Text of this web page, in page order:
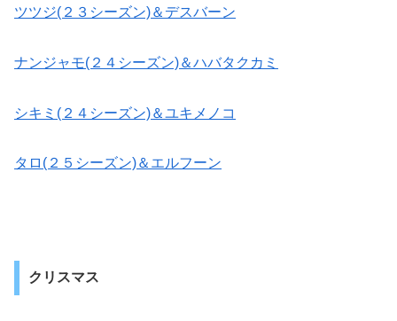
ツツジ(２３シーズン)＆デスバーン
ナンジャモ(２４シーズン)＆ハバタクカミ
シキミ(２４シーズン)＆ユキメノコ
タロ(２５シーズン)＆エルフーン
クリスマス